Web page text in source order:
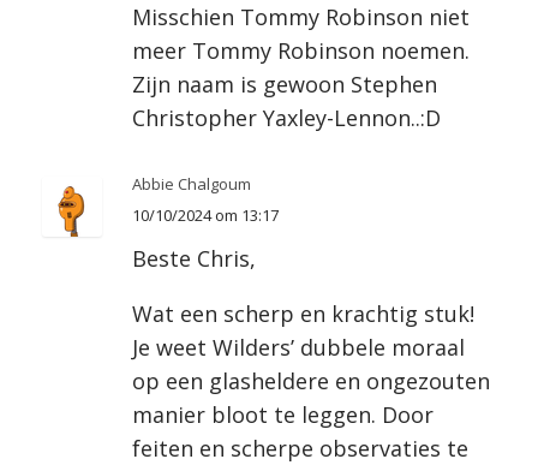
Misschien Tommy Robinson niet
meer Tommy Robinson noemen.
Zijn naam is gewoon Stephen
Christopher Yaxley-Lennon..:D
Abbie Chalgoum
10/10/2024 om 13:17
Beste Chris,
Wat een scherp en krachtig stuk!
Je weet Wilders’ dubbele moraal
op een glasheldere en ongezouten
manier bloot te leggen. Door
feiten en scherpe observaties te